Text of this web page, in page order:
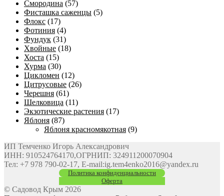
Смородина (57)
Фисташка саженцы (5)
Флокс (17)
Фотиния (4)
Фундук (31)
Хвойные (18)
Хоста (15)
Хурма (30)
Цикломен (12)
Цитрусовые (26)
Черешня (61)
Шелковица (11)
Экзотические растения (17)
Яблоня (87)
Яблоня красномякотная (9)
ИП Темченко Игорь Александрович
ИНН: 910524764170,ОГРНИП: 324911200070904
Тел: +7 978 790-02-17, E-mail:ig.tem4enko2016@yandex.ru
Политика конфиденциальности
Оферта
© Садовод Крым 2026